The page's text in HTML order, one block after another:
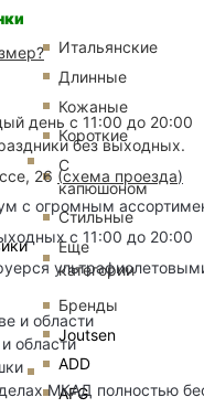
Итальянские
Длинные
Кожаные
Короткие
С
капюшоном
Стильные
Еще
категории
Бренды
Joutsen
ADD
AFG
день с 11:00 до 20:00
без выходных.
26 (схема проезда)
с огромным
с 11:00 до 20:00
области
МКАД полностью